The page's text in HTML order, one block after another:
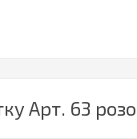
Арт. 63